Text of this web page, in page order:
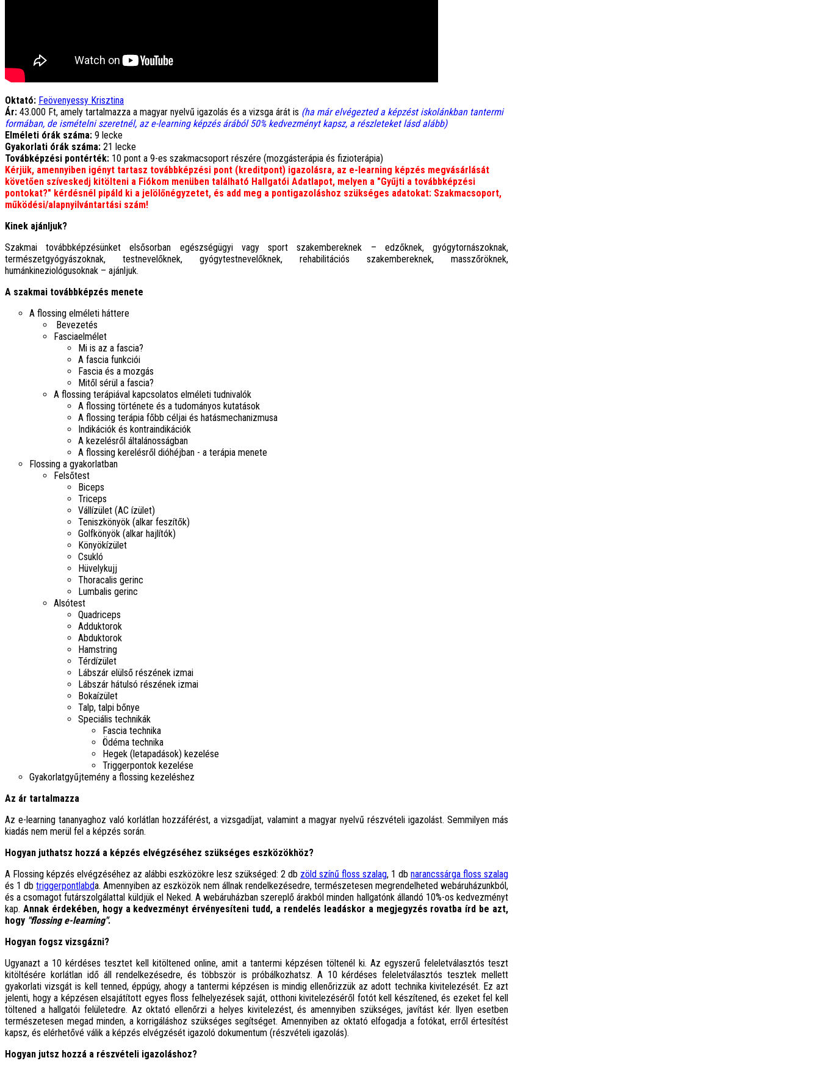
Oktató: Feövenyessy Krisztina
Ár: 43.000 Ft, amely tartalmazza a magyar nyelvű igazolás és a vizsga árát is (ha már elvégezted a képzést iskolánkban tantermi
formában, de ismételni szeretnél, az e-learning képzés árából 50% kedvezményt kapsz, a részleteket lásd alább)
Elméleti órák száma: 9 lecke
Gyakorlati órák száma: 21 lecke
Továbképzési pontérték: 10 pont a 9-es szakmacsoport részére (mozgásterápia és fizioterápia)
Kérjük, amennyiben igényt tartasz továbbképzési pont (kreditpont) igazolásra, az e-learning képzés megvásárlását
követően szíveskedj kitölteni a Fiókom menüben található Hallgatói Adatlapot, melyen a "Gyűjti a továbbképzési
pontokat?" kérdésnél pipáld ki a jelölőnégyzetet, és add meg a pontigazoláshoz szükséges adatokat: Szakmacsoport,
működési/alapnyilvántartási szám!
Kinek ajánljuk?
Szakmai továbbképzésünket elsősorban egészségügyi vagy sport szakembereknek – edzőknek, gyógytornászoknak,
természetgyógyászoknak, testnevelőknek, gyógytestnevelőknek, rehabilitációs szakembereknek, masszőröknek,
humánkineziológusoknak – ajánljuk.
A szakmai továbbképzés menete
A flossing elméleti háttere
Bevezetés
Fasciaelmélet
Mi is az a fascia?
A fascia funkciói
Fascia és a mozgás
Mitől sérül a fascia?
A flossing terápiával kapcsolatos elméleti tudnivalók
A flossing története és a tudományos kutatások
A flossing terápia főbb céljai és hatásmechanizmusa
Indikációk és kontraindikációk
A kezelésről általánosságban
A flossing kerelésről dióhéjban - a terápia menete
Flossing a gyakorlatban
Felsőtest
Biceps
Triceps
Vállízület (AC ízület)
Teniszkönyök (alkar feszítők)
Golfkönyök (alkar hajlítók)
Könyökízület
Csukló
Hüvelykujj
Thoracalis gerinc
Lumbalis gerinc
Alsótest
Quadriceps
Adduktorok
Abduktorok
Hamstring
Térdízület
Lábszár elülső részének izmai
Lábszár hátulsó részének izmai
Bokaízület
Talp, talpi bőnye
Speciális technikák
Fascia technika
Ödéma technika
Hegek (letapadások) kezelése
Triggerpontok kezelése
Gyakorlatgyűjtemény a flossing kezeléshez
Az ár tartalmazza
Az e-learning tananyaghoz való korlátlan hozzáférést, a vizsgadíjat, valamint a magyar nyelvű részvételi igazolást. Semmilyen más
kiadás nem merül fel a képzés során.
Hogyan juthatsz hozzá a képzés elvégzéséhez szükséges eszközökhöz?
A Flossing képzés elvégzéséhez az alábbi eszközökre lesz szükséged: 2 db zöld színű floss szalag, 1 db narancssárga floss szalag
és 1 db triggerpontlabda. Amennyiben az eszközök nem állnak rendelkezésedre, természetesen megrendelheted webáruházunkból,
és a csomagot futárszolgálattal küldjük el Neked. A webáruházban szereplő árakból minden hallgatónk állandó 10%-os kedvezményt
kap. Annak érdekében, hogy a kedvezményt érvényesíteni tudd, a rendelés leadáskor a megjegyzés rovatba írd be azt,
hogy "flossing e-learning".
Hogyan fogsz vizsgázni?
Ugyanazt a 10 kérdéses tesztet kell kitöltened online, amit a tantermi képzésen töltenél ki. Az egyszerű feleletválasztós teszt
kitöltésére korlátlan idő áll rendelkezésedre, és többször is próbálkozhatsz. A 10 kérdéses feleletválasztós tesztek mellett
gyakorlati vizsgát is kell tenned, éppúgy, ahogy a tantermi képzésen is mindig ellenőrizzük az adott technika kivitelezését. Ez azt
jelenti, hogy a képzésen elsajátított egyes floss felhelyezések saját, otthoni kivitelezéséről fotót kell készítened, és ezeket fel kell
töltened a hallgatói felületedre. Az oktató ellenőrzi a helyes kivitelezést, és amennyiben szükséges, javítást kér. Ilyen esetben
természetesen megad minden, a korrigáláshoz szükséges segítséget. Amennyiben az oktató elfogadja a fotókat, erről értesítést
kapsz, és elérhetővé válik a képzés elvégzését igazoló dokumentum (részvételi igazolás).
Hogyan jutsz hozzá a részvételi igazoláshoz?